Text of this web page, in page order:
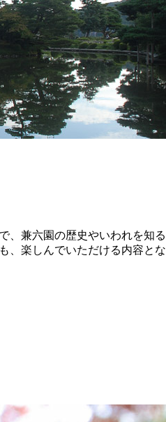
、兼六園の歴史やいわれを知る
、楽しんでいただける内容とな